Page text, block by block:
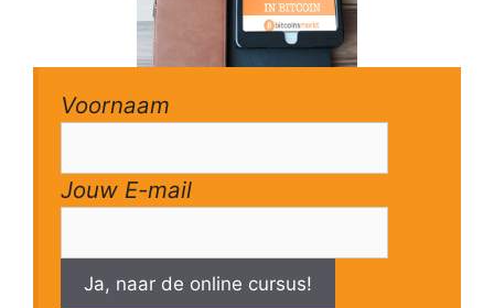
Voornaam
Jouw E-mail
Ja, naar de online cursus!